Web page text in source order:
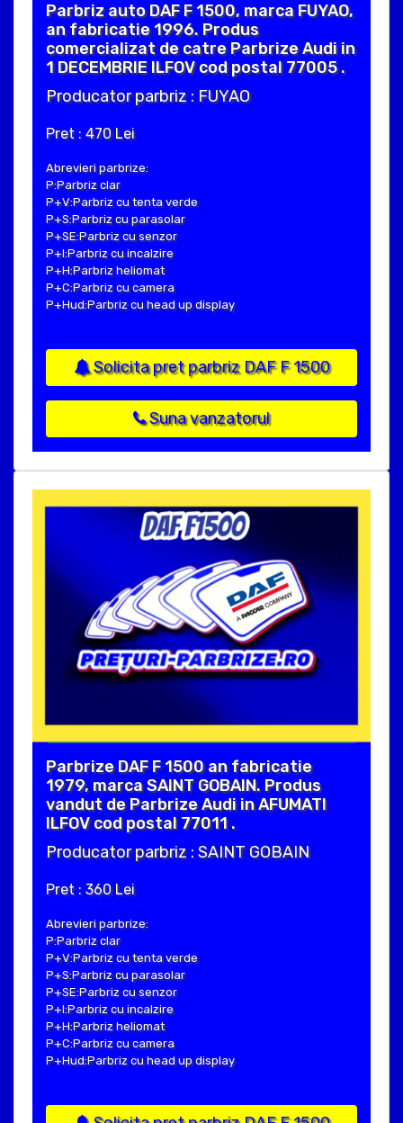
Parbriz auto DAF F 1500, marca FUYAO,
an fabricatie 1996. Produs
comercializat de catre Parbrize Audi in
1 DECEMBRIE ILFOV cod postal 77005 .
Producator parbriz : FUYAO
Pret : 470 Lei
Abrevieri parbrize:
P:Parbriz clar
P+V:Parbriz cu tenta verde
P+S:Parbriz cu parasolar
P+SE:Parbriz cu senzor
P+I:Parbriz cu incalzire
P+H:Parbriz heliomat
P+C:Parbriz cu camera
P+Hud:Parbriz cu head up display
Solicita pret parbriz DAF F 1500
Suna vanzatorul
Parbrize DAF F 1500 an fabricatie
1979, marca SAINT GOBAIN. Produs
vandut de Parbrize Audi in AFUMATI
ILFOV cod postal 77011 .
Producator parbriz : SAINT GOBAIN
Pret : 360 Lei
Abrevieri parbrize:
P:Parbriz clar
P+V:Parbriz cu tenta verde
P+S:Parbriz cu parasolar
P+SE:Parbriz cu senzor
P+I:Parbriz cu incalzire
P+H:Parbriz heliomat
P+C:Parbriz cu camera
P+Hud:Parbriz cu head up display